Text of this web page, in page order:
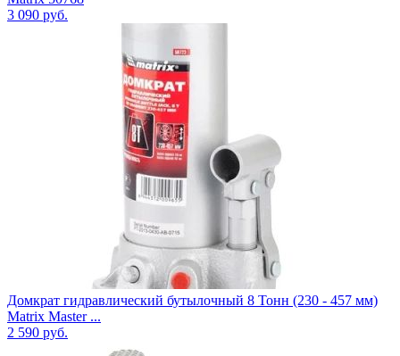
3 090 руб.
Домкрат гидравлический бутылочный 8 Тонн (230 - 457 мм)
Matrix Master ...
2 590 руб.